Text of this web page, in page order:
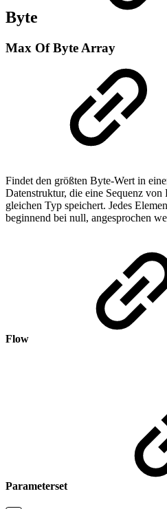
Byte
Max Of Byte Array
Findet den größten Byte-Wert in
Datenstruktur, die eine Sequenz
gleichen Typ speichert. Jedes
beginnend bei null, angesprochen
Flow
Parameterset